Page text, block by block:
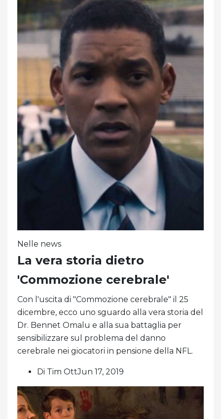
Nelle news
La vera storia dietro
'Commozione cerebrale'
Con l'uscita di "Commozione cerebrale" il 25
dicembre, ecco uno sguardo alla vera storia del
Dr. Bennet Omalu e alla sua battaglia per
sensibilizzare sul problema del danno
cerebrale nei giocatori in pensione della NFL.
Di Tim OttJun 17, 2019